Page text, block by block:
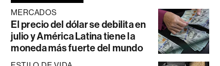
MERCADOS
El precio del dólar se debilita en
julio y América Latina tiene la
moneda más fuerte del mundo